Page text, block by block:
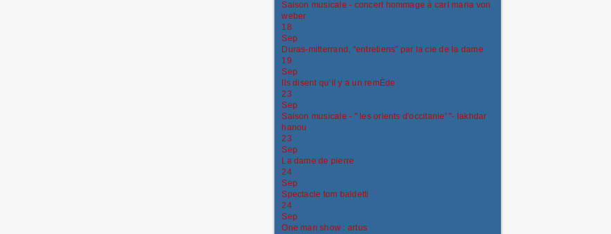
Saison musicale - concert hommage à carl maria von
weber
18
Sep
Duras-mitterrand, “entretiens” par la cie de la dame
19
Sep
Ils disent qu’il y a un remÈde
23
Sep
Saison musicale - " les orients d'occitanie' "- lakhdar
hanou
23
Sep
La dame de pierre
24
Sep
Spectacle tom baldetti
24
Sep
One man show : artus